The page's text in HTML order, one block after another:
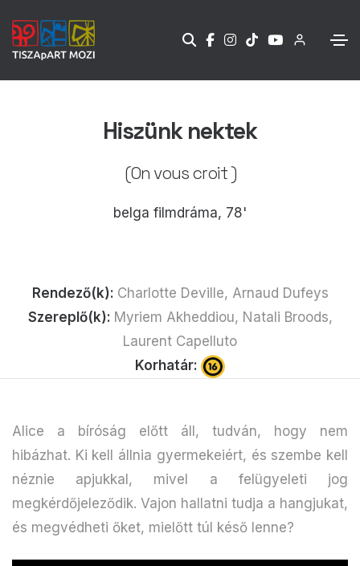
Hiszünk nektek
(On vous croit )
belga filmdráma, 78'
Rendező(k): Charlotte Deville, Arnaud Dufeys
Szereplő(k): Myriem Akheddiou, Natali Broods,
Laurent Capelluto
Korhatár:
Alice a bíróság előtt áll, tudván, hogy nem
hibázhat. Ki kell állnia gyermekeiért, és szembe kell
néznie apjukkal, mivel a felügyeleti jog
megkérdőjeleződik. Vajon hallatni tudja a hangjukat,
és megvédheti őket, mielőtt túl késő lenne?